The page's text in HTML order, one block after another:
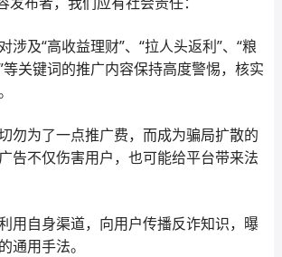
涉及“高收益理财”、“拉人头返利”、“粮
等关键词的推广内容保持高度警惕，核实
勿为了一点推广费，而成为骗局扩散的
告不仅伤害用户，也可能给平台带来法
用自身渠道，向用户传播反诈知识，曝
通用手法。